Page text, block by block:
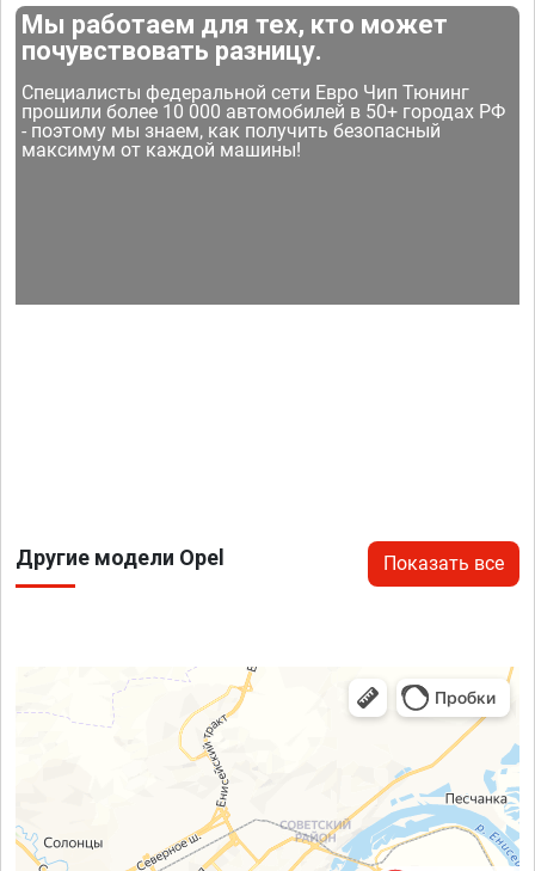
Мы работаем для тех, кто может
почувствовать разницу.
Специалисты федеральной сети Евро Чип Тюнинг
прошили более 10 000 автомобилей в 50+ городах РФ
- поэтому мы знаем, как получить безопасный
максимум от каждой машины!
Другие модели Opel Показать все